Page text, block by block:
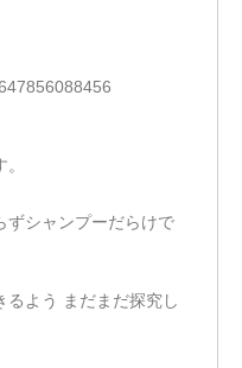
ずシャンプーだらけで
るよう まだまだ探究し